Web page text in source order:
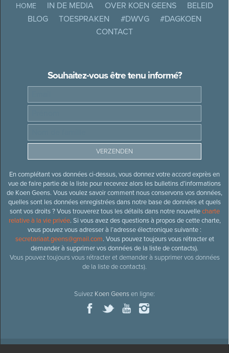
HOME IN DE MEDIA OVER KOEN GEENS
BELEID
BLOG
TOESPRAKEN #DWVG
#DAGKOEN
CONTACT
Souhaitez-vous être tenu informé?
En complétant vos données ci-dessus, vous donnez votre accord exprès en
vue de faire partie de la liste pour recevrez alors les bulletins d’informations
de Koen Geens. Vous voulez savoir comment nous conservons vos données,
quelles sont les données enregistrées dans notre base de données et quels
sont vos droits ? Vous trouverez tous les détails dans notre nouvellecharte
relative à la vie privée. Si vous avez des questions à propos de cette charte,
vous pouvez vous adresser à l’adresse électronique suivante :
secretariaat.geens@gmail.com. Vous pouvez toujours vous rétracter et
demander à supprimer vos données de la liste de contacts).
Vous pouvez toujours vous rétracter et demander à supprimer vos données
de la liste de contacts).
Suivez Koen Geensen ligne: